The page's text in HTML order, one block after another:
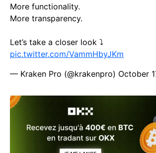
More functionality.
More transparency.
Let’s take a closer look ⤵️
pic.twitter.com/VammHbyJKm
— Kraken Pro (@krakenpro) October